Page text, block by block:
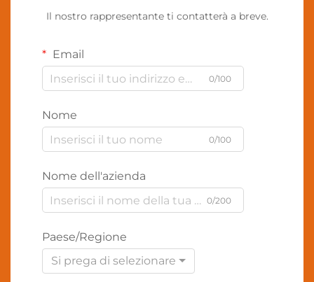
Il nostro rappresentante ti contatterà a breve.
Email
0/100
Nome
0/100
Nome dell'azienda
0/200
Paese/Regione
Si prega di selezionare